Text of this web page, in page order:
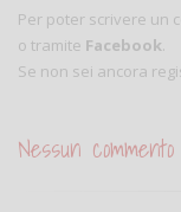
Per poter scrivere un
o tramite Facebook.
Se non sei ancora
Nessun